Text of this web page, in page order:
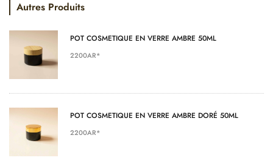
Autres Produits
POT COSMETIQUE EN VERRE AMBRE 50ML
2200AR*
POT COSMETIQUE EN VERRE AMBRE DORÉ 50ML
2200AR*